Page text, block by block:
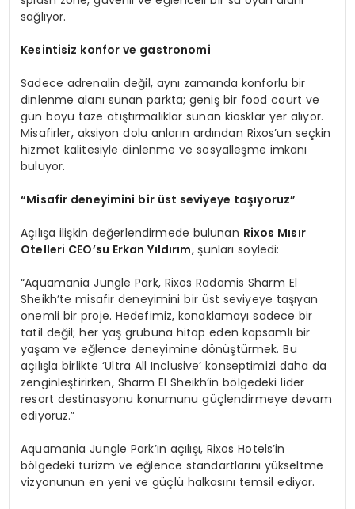
sağlıyor.
Kesintisiz konfor ve gastronomi
Sadece adrenalin değil, aynı zamanda konforlu bir
dinlenme alanı sunan parkta; geniş bir food court ve
gün boyu taze atıştırmalıklar sunan kiosklar yer alıyor.
Misafirler, aksiyon dolu anların ardından Rixos’un seçkin
hizmet kalitesiyle dinlenme ve sosyalleşme imkanı
buluyor.
“Misafir deneyimini bir üst seviyeye taşıyoruz”
Açılışa ilişkin değerlendirmede bulunan Rixos Mısır
Otelleri CEO’su Erkan Yıldırım, şunları söyledi:
“Aquamania Jungle Park, Rixos Radamis Sharm El
Sheikh’te misafir deneyimini bir üst seviyeye taşıyan
onemli bir proje. Hedefimiz, konaklamayı sadece bir
tatil değil; her yaş grubuna hitap eden kapsamlı bir
yaşam ve eğlence deneyimine dönüştürmek. Bu
açılışla birlikte ‘Ultra All Inclusive’ konseptimizi daha da
zenginleştirirken, Sharm El Sheikh’in bölgedeki lider
resort destinasyonu konumunu güçlendirmeye devam
ediyoruz.”
Aquamania Jungle Park’ın açılışı, Rixos Hotels’in
bölgedeki turizm ve eğlence standartlarını yükseltme
vizyonunun en yeni ve güçlü halkasını temsil ediyor.